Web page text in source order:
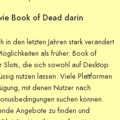
Book of Dead darin
in den letzten Jahren stark verändert
als früher. Book of
die sich sowohl auf Desktop
nutzen lassen. Viele Plattformen
mit denen Nutzer nach
suchen können.
Angebote zu finden und